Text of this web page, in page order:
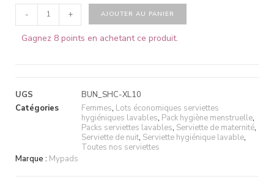
- + AJOUTER AU PANIER
Gagnez 8 points en achetant ce produit.
UGS
BUN_SHC-XL10
Catégories
Femmes, Lots économiques serviettes
hygiéniques lavables, Pack hygiène menstruelle,
Packs serviettes lavables, Serviette de maternité,
Serviette de nuit, Serviette hygiénique lavable,
Toutes nos serviettes
Marque : Mypads